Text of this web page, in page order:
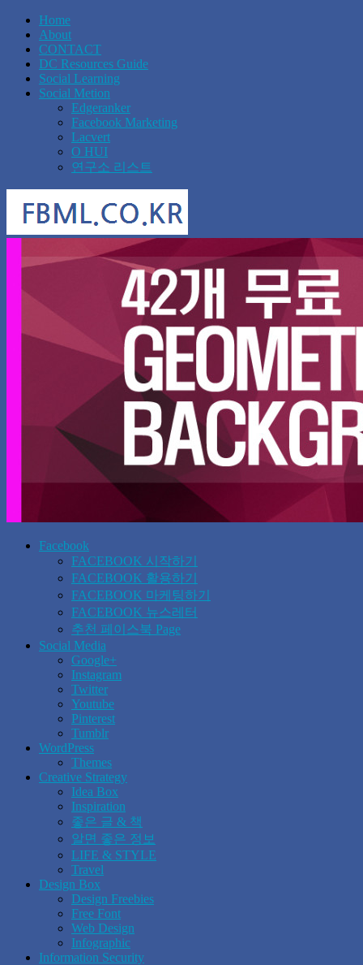
Home
About
CONTACT
DC Resources Guide
Social Learning
Social Metion
Edgeranker
Facebook Marketing
Lacvert
O HUI
연구소 리스트
Facebook
FACEBOOK 시작하기
FACEBOOK 활용하기
FACEBOOK 마케팅하기
FACEBOOK 뉴스레터
추천 페이스북 Page
Social Media
Google+
Instagram
Twitter
Youtube
Pinterest
Tumblr
WordPress
Themes
Creative Strategy
Idea Box
Inspiration
좋은 글 & 책
알면 좋은 정보
LIFE & STYLE
Travel
Design Box
Design Freebies
Free Font
Web Design
Infographic
Information Security